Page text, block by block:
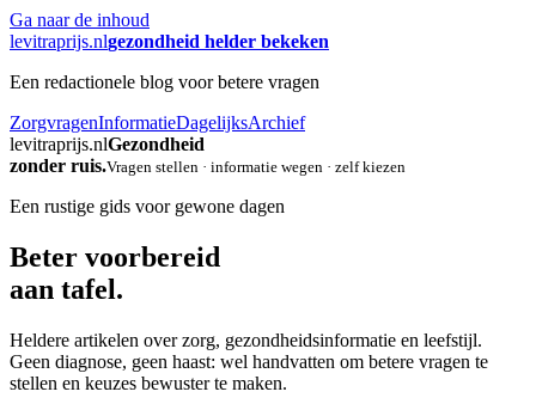
Ga naar de inhoud
levitraprijs.nlgezondheid helder bekeken
Een redactionele blog voor betere vragen
ZorgvragenInformatieDagelijksArchief
levitraprijs.nlGezondheid
zonder ruis.Vragen stellen · informatie wegen · zelf kiezen
Een rustige gids voor gewone dagen
Beter voorbereid
aan tafel.
Heldere artikelen over zorg, gezondheidsinformatie en leefstijl.
Geen diagnose, geen haast: wel handvatten om betere vragen te
stellen en keuzes bewuster te maken.